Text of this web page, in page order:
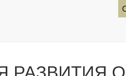
РАЗВИТИЯ